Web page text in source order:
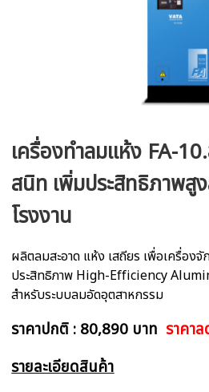
เครื่องทำลมแห้ง FA-
สนิท เพิ่มประสิทธิภาพสู
โรงงาน
ผลิตลมสะอาด แห้ง เสถียร เพื่อเครื่องจั
ประสิทธิภาพ High-Efficiency
สำหรับระบบลมอัดอุตสาหกรรม
ราคาปกติ : 80,890 บาท ราคา
รายละเอียดสินค้า